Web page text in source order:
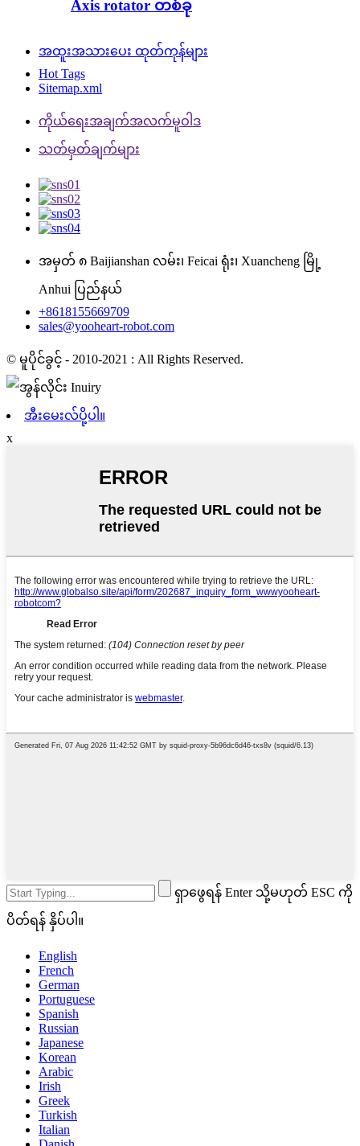
Axis rotator တစ်ခု
အထူးအသားပေး ထုတ်ကုန်များ
Hot Tags
Sitemap.xml
ကိုယ်ရေးအချက်အလက်မူဝါဒ
သတ်မှတ်ချက်များ
အမှတ် ၈ Baijianshan လမ်း၊ Feicai ရုံး၊ Xuancheng မြို့
Anhui ပြည်နယ်
+8618155669709
sales@yooheart-robot.com
© မူပိုင်ခွင့် - 2010-2021 : All Rights Reserved.
အီးမေးလ်ပို့ပါ။
x
ရှာဖွေရန် Enter သို့မဟုတ် ESC ကို
ပိတ်ရန် နှိပ်ပါ။
English
French
German
Portuguese
Spanish
Russian
Japanese
Korean
Arabic
Irish
Greek
Turkish
Italian